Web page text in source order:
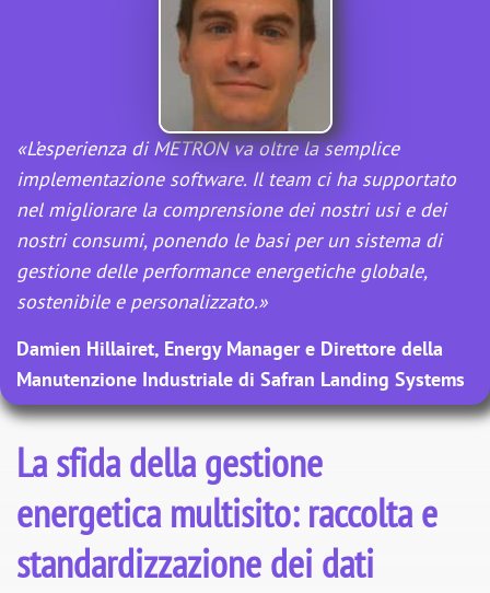
«L’esperienza di METRON va oltre la semplice
implementazione software. Il team ci ha supportato
nel migliorare la comprensione dei nostri usi e dei
nostri consumi, ponendo le basi per un sistema di
gestione delle performance energetiche globale,
sostenibile e personalizzato.»
Damien Hillairet, Energy Manager e Direttore della
Manutenzione Industriale di Safran Landing Systems
La sfida della gestione
energetica multisito: raccolta e
standardizzazione dei dati